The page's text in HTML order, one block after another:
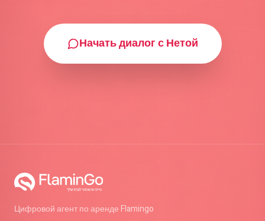
Начать диалог с Нетой
Цифровой агент по аренде Flamingo